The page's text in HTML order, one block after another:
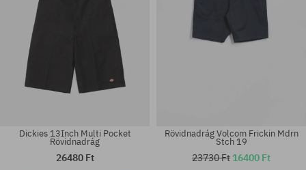
Dickies 13Inch Multi Pocket
Rövidnadrág
26480 Ft
Rövidnadrág Volcom Frickin Mdrn
Stch 19
23730 Ft 16400 Ft